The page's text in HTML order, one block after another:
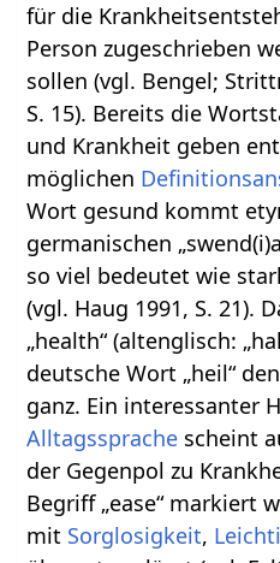
für die
Person zugeschrieben
sollen (vgl. Bengel;
S. 15). Bereits die
und Krankheit geben
möglichen
Wort gesund kommt
germanischen
so viel bedeutet wie
(vgl. Haug 1991, S. 21).
„health“ (altenglisch:
deutsche Wort „heil“
ganz. Ein interessanter
Alltagssprache scheint
der Gegenpol zu
Begriff „ease“ markiert
mit Sorglosigkeit,